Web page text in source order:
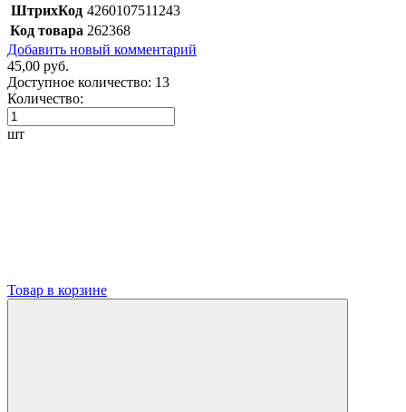
ШтрихКод 4260107511243
Код товара 262368
Добавить новый комментарий
45,00 руб.
Доступное количество: 13
Количество:
шт
Товар в корзине